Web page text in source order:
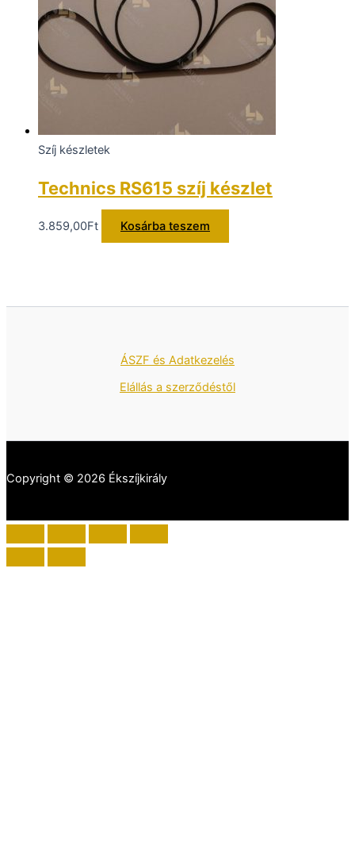
Szíj készletek
Technics RS615 szíj készlet
3.859,00Ft Kosárba teszem
ÁSZF és Adatkezelés
Elállás a szerződéstől
Copyright © 2026 Ékszíjkirály